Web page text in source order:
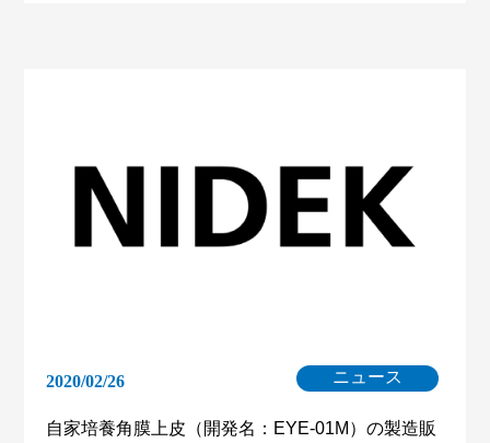
2020/02/26 ニュース
自家培養角膜上皮（開発名：EYE-01M）の製造販